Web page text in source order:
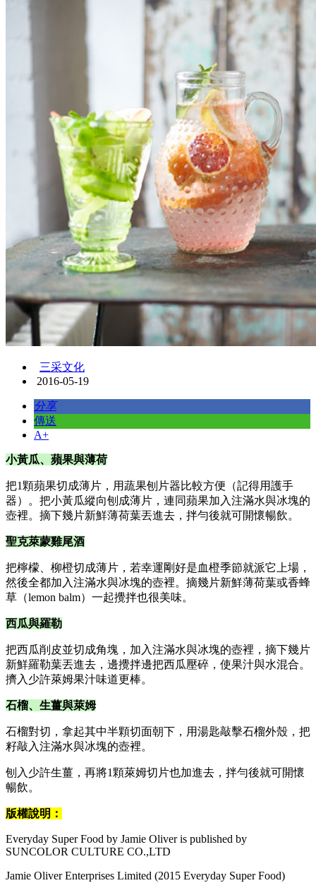
三采文化
2016-05-19
分享
傳送
A+
小黃瓜、蘋果與薄荷
把1顆蘋果切成薄片，用蔬果刨片器比較方便（記得用護手
器）。把小黃瓜縱向刨成薄片，連同蘋果加入注滿水與冰塊的
壺裡。摘下幾片新鮮薄荷葉丟進去，拌勻後就可開懷暢飲。
聖克萊蒙雞尾酒
把檸檬、柳橙切成薄片，若幸運剛好是血橙季節就派它上場，
然後全都加入注滿水與冰塊的壺裡。摘幾片新鮮薄荷葉或香蜂
草（lemon balm）一起攪拌也很美味。
西瓜與羅勒
把西瓜削皮並切成角塊，加入注滿水與冰塊的壺裡，摘下幾片
新鮮羅勒葉丟進去，邊攪拌邊把西瓜壓碎，使果汁與水混合。
擠入少許萊姆果汁味道更棒。
石榴、生薑與萊姆
石榴對切，拿起其中半顆切面朝下，用湯匙敲擊石榴外殼，把
籽敲入注滿水與冰塊的壺裡。
刨入少許生薑，再將1顆萊姆切片也加進去，拌勻後就可開懷
暢飲。
版權說明：
Everyday Super Food by Jamie Oliver is published by
SUNCOLOR CULTURE CO.,LTD
Jamie Oliver Enterprises Limited (2015 Everyday Super Food)